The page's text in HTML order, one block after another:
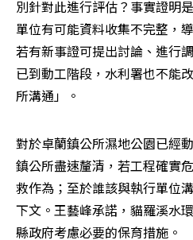
別針對此進行評估？事實證明
單位有可能資料收集不完整，
若有新事證可提出討論、進行
已到動工階段，水利署也不能
所溝通」。
對於卓蘭鎮公所濕地公園已經
鎮公所盡速釐清，若工程確實
救作為；至於誰該與執行單位
下文。王藝峰承諾，貓羅溪水
縣政府考慮必要的保育措施。